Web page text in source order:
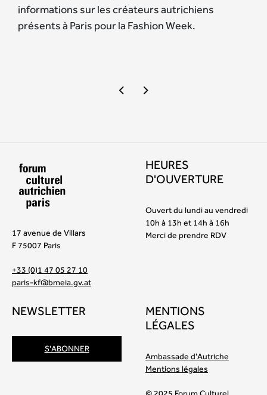
informations sur les créateurs autrichiens
présents à Paris pour la Fashion Week.
17 avenue de Villars
F 75007 Paris
+33 (0)1 47 05 27 10
paris-kf@bmeia.gv.at
HEURES
D'OUVERTURE
Ouvert du lundi au vendredi
10h à 13h et 14h à 16h
Merci de prendre RDV
NEWSLETTER
S'ABONNER
MENTIONS
LÉGALES
Ambassade d'Autriche
Mentions légales